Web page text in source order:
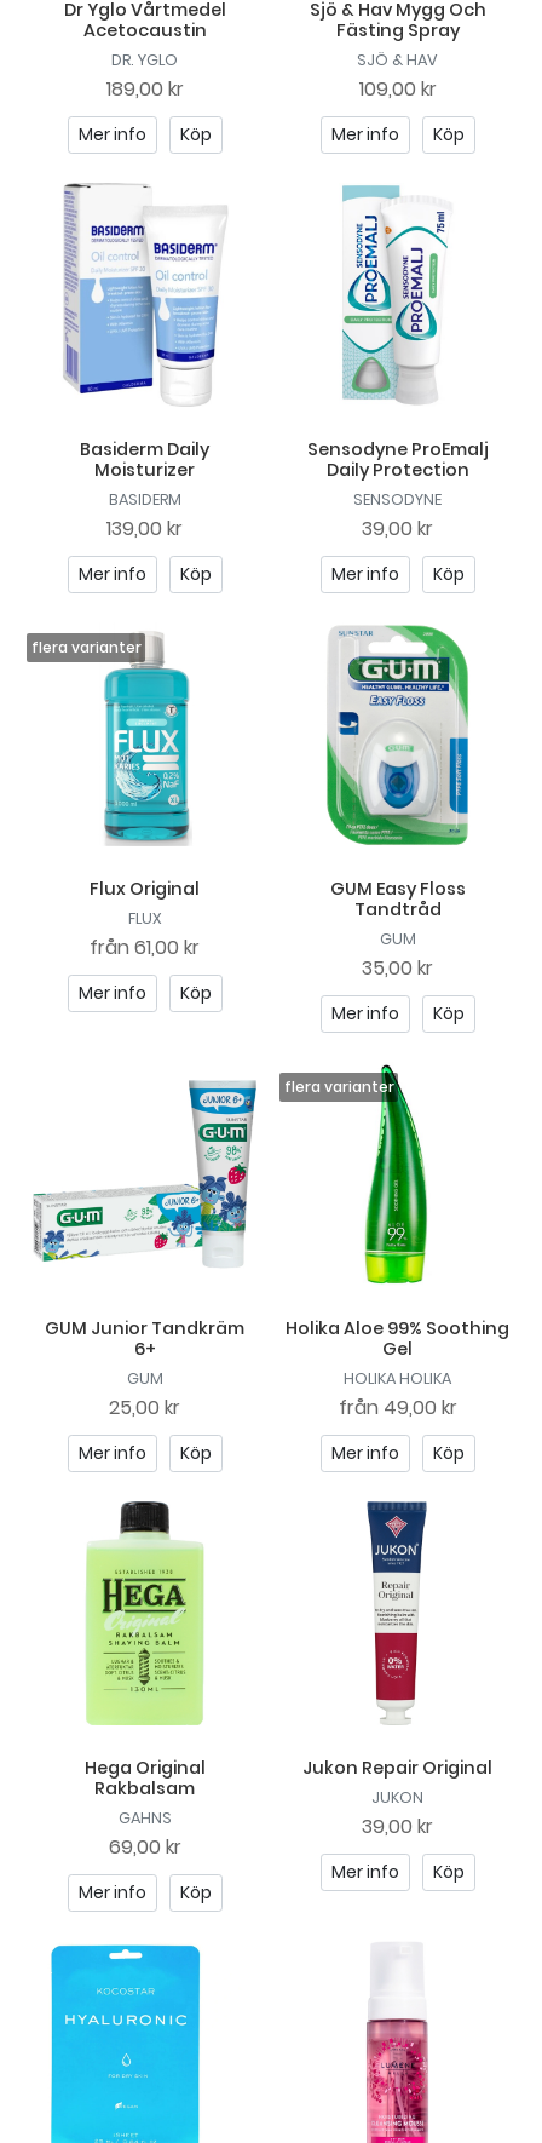
Dr Yglo Vårtmedel
Acetocaustin
DR. YGLO
189,00 kr
Mer info Köp
Sjö & Hav Mygg Och
Fästing Spray
SJÖ & HAV
109,00 kr
Mer info Köp
Basiderm Daily
Moisturizer
BASIDERM
139,00 kr
Mer info Köp
Sensodyne ProEmalj
Daily Protection
SENSODYNE
39,00 kr
Mer info Köp
Flux Original
FLUX
från 61,00 kr
Mer info Köp
GUM Easy Floss
Tandtråd
GUM
35,00 kr
Mer info Köp
GUM Junior Tandkräm
6+
GUM
25,00 kr
Mer info Köp
Holika Aloe 99% Soothing
Gel
HOLIKA HOLIKA
från 49,00 kr
Mer info Köp
Hega Original
Rakbalsam
GAHNS
69,00 kr
Mer info Köp
Jukon Repair Original
JUKON
39,00 kr
Mer info Köp